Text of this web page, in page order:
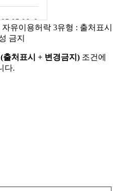
출처표시 + 변경금지) 조건에
다.